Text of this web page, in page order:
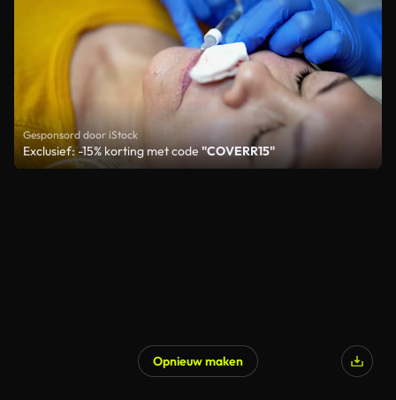
Gesponsord door iStock
Exclusief: -15% korting met code"COVERR15"
Opnieuw maken